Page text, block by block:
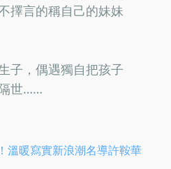
擇言的稱自己的妹妹
子，偶遇獨自把孩子
世……
溫暖寫實新浪潮名導許鞍華